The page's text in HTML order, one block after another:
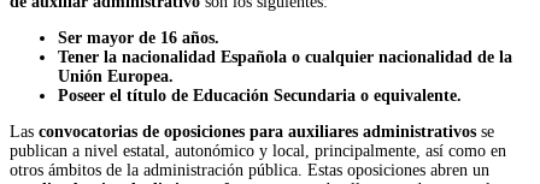
Ser mayor de 16 años.
Tener la nacionalidad Española o cualquier nacionalidad de la
Unión Europea.
Poseer el título de Educación Secundaria o equivalente.
Las convocatorias de oposiciones para auxiliares administrativos se
publican a nivel estatal, autonómico y local, principalmente, así como en
otros ámbitos de la administración pública. Estas oposiciones abren un